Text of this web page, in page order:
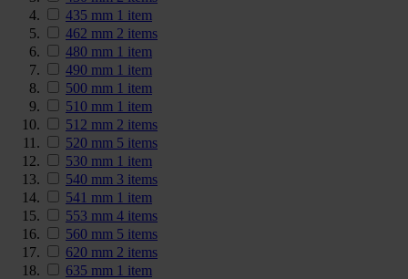
435 mm 1 item
462 mm 2 items
480 mm 1 item
490 mm 1 item
500 mm 1 item
510 mm 1 item
512 mm 2 items
520 mm 5 items
530 mm 1 item
540 mm 3 items
541 mm 1 item
553 mm 4 items
560 mm 5 items
620 mm 2 items
635 mm 1 item